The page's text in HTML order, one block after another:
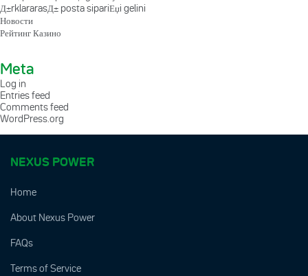
Д±rklararasД± posta sipariЕџi gelini
Новости
Рейтинг Казино
Meta
Log in
Entries feed
Comments feed
WordPress.org
NEXUS POWER
Home
About Nexus Power
FAQs
Terms of Service